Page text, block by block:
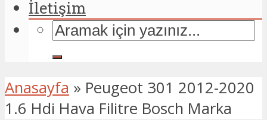
İletişim
Anasayfa » Peugeot 301 2012-2020
1.6 Hdi Hava Filitre Bosch Marka